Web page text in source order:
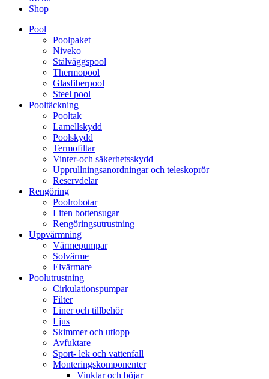
Shop
Pool
Poolpaket
Niveko
Stålväggspool
Thermopool
Glasfiberpool
Steel pool
Pooltäckning
Pooltak
Lamellskydd
Poolskydd
Termofiltar
Vinter-och säkerhetsskydd
Upprullningsanordningar och teleskoprör
Reservdelar
Rengöring
Poolrobotar
Liten bottensugar
Rengöringsutrustning
Uppvärmning
Värmepumpar
Solvärme
Elvärmare
Poolutrustning
Cirkulationspumpar
Filter
Liner och tillbehör
Ljus
Skimmer och utlopp
Avfuktare
Sport- lek och vattenfall
Monteringskomponenter
Vinklar och böjar